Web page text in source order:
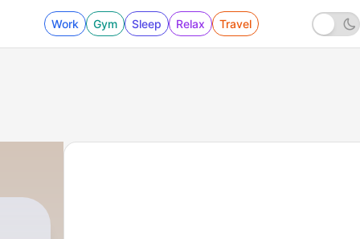
Work Gym Sleep Relax Travel